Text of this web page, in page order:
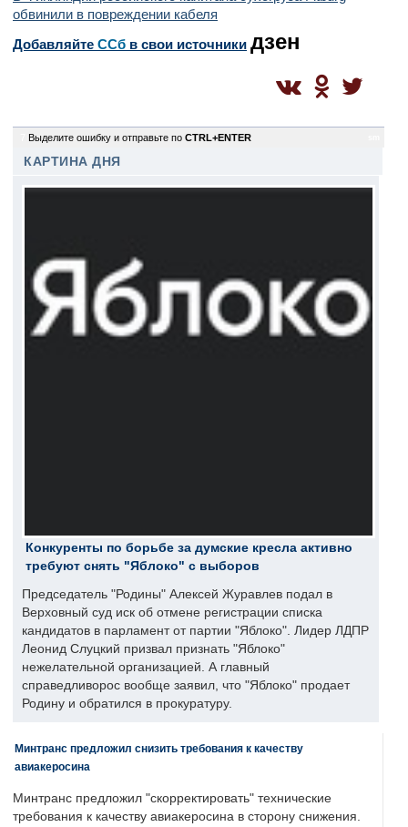
обвинили в повреждении кабеля
Добавляйте CСб в свои источники дзен
Выделите ошибку и отправьте по CTRL+ENTER
КАРТИНА ДНЯ
Конкуренты по борьбе за думские кресла активно
требуют снять "Яблоко" с выборов
Председатель "Родины" Алексей Журавлев подал в
Верховный суд иск об отмене регистрации списка
кандидатов в парламент от партии "Яблоко". Лидер ЛДПР
Леонид Слуцкий призвал признать "Яблоко"
нежелательной организацией. А главный
справедливорос вообще заявил, что "Яблоко" продает
Родину и обратился в прокуратуру.
Минтранс предложил снизить требования к качеству
авиакеросина
Минтранс предложил "скорректировать" технические
требования к качеству авиакеросина в сторону снижения.